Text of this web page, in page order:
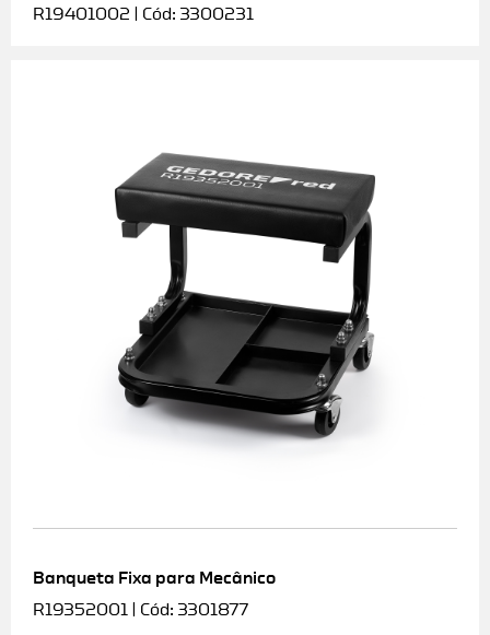
R19401002 | Cód: 3300231
Banqueta Fixa para Mecânico
R19352001 | Cód: 3301877